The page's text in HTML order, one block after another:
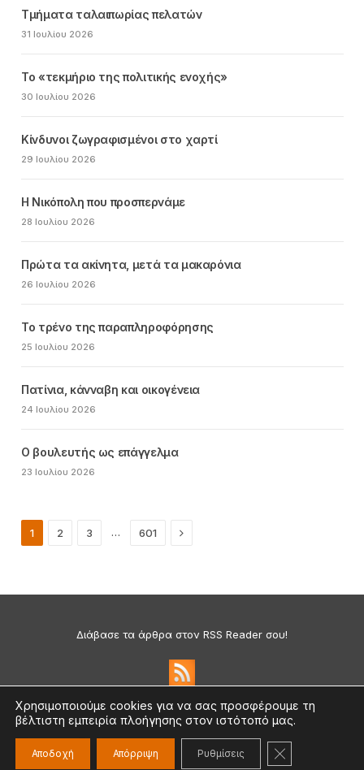
Τμήματα ταλαιπωρίας πελατών
31 Ιουλίου 2026
Το «τεκμήριο της πολιτικής ενοχής»
30 Ιουλίου 2026
Κίνδυνοι ζωγραφισμένοι στο χαρτί
29 Ιουλίου 2026
Η Νικόπολη που προσπερνάμε
28 Ιουλίου 2026
Πρώτα τα ακίνητα, μετά τα μακαρόνια
26 Ιουλίου 2026
Το τρένο της παραπληροφόρησης
25 Ιουλίου 2026
Πατίνια, κάνναβη και οικογένεια
24 Ιουλίου 2026
Ο βουλευτής ως επάγγελμα
23 Ιουλίου 2026
1 2 3 … 601 Next
Διάβασε τα άρθρα στον RSS Reader σου!
Πολιτική Απορρήτου & Cookies
©2026 medium.gr | Designed & Supported bynat.ad
Χρησιμοποιούμε cookies για να σας προσφέρουμε τη
βέλτιστη εμπειρία πλοήγησης στον ιστότοπό μας.
Αποδοχή Απόρριψη Ρυθμίσεις ΚΛΕΊΣΙΜΟ ΤΟΥ